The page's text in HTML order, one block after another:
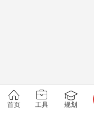
首页 工具 规划